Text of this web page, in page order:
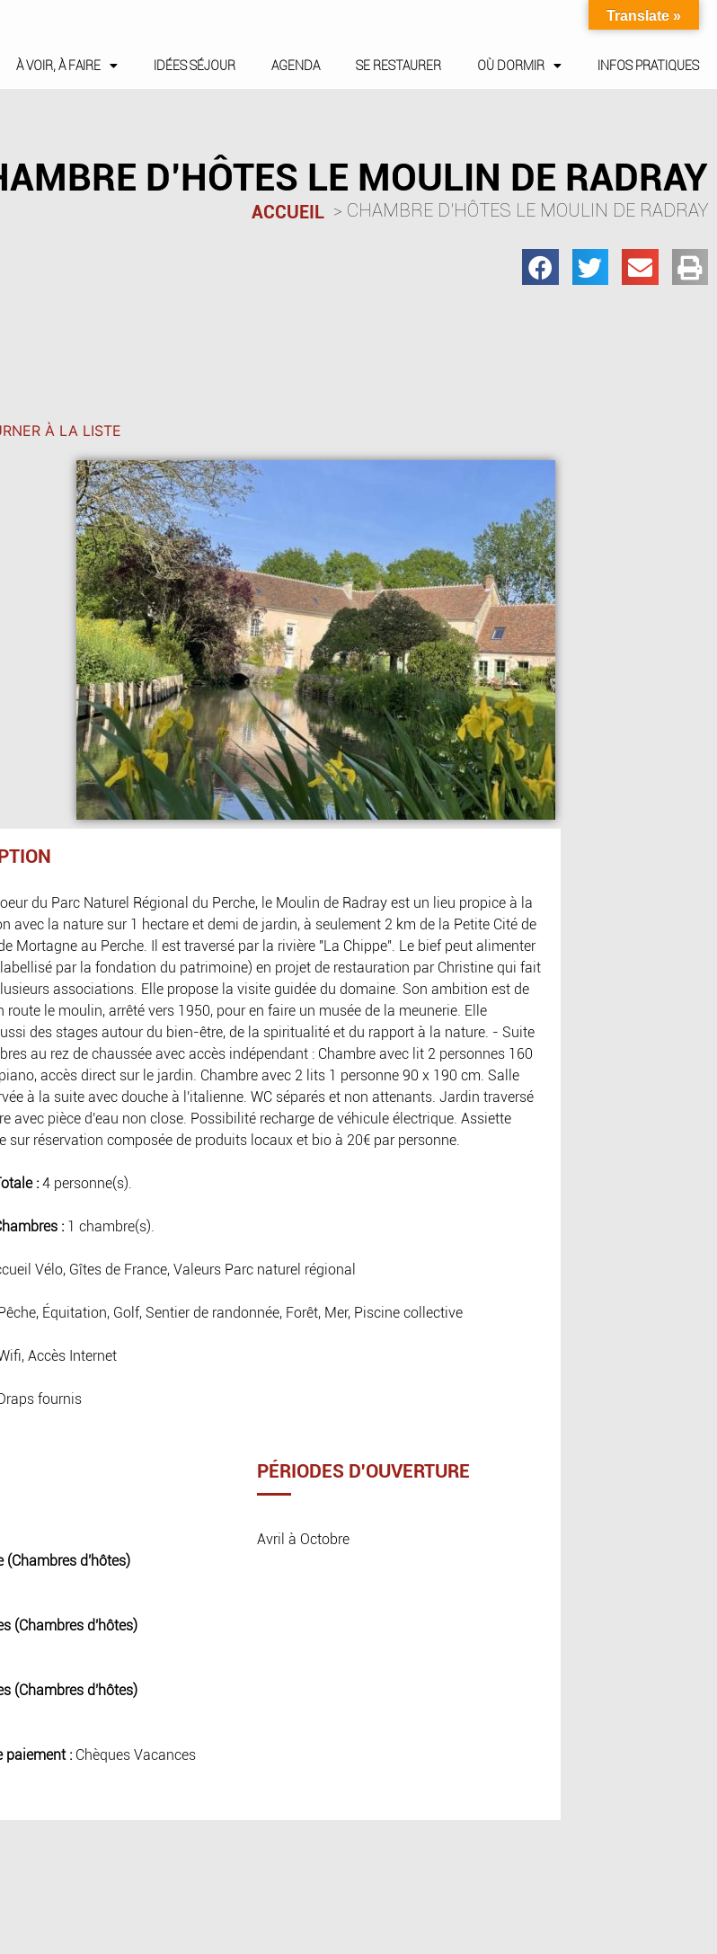
À VOIR, À FAIRE IDÉES SÉJOUR AGENDA SE RESTAURER OÙ DORMIR INFOS PRATIQUES
D’HÔTES LE MOULIN DE RADRAY
ACCUEIL CHAMBRE D’HÔTES LE MOULIN DE RADRAY
À LA LISTE
du Parc Naturel Régional du Perche, le Moulin de Radray est un lieu propice à la
avec la nature sur 1 hectare et demi de jardin, à seulement 2 km de la Petite Cité de
Mortagne au Perche. Il est traversé par la rivière "La Chippe". Le bief peut alimenter
par la fondation du patrimoine) en projet de restauration par Christine qui fait
associations. Elle propose la visite guidée du domaine. Son ambition est de
route le moulin, arrêté vers 1950, pour en faire un musée de la meunerie. Elle
des stages autour du bien-être, de la spiritualité et du rapport à la nature. - Suite
au rez de chaussée avec accès indépendant : Chambre avec lit 2 personnes 160
accès direct sur le jardin. Chambre avec 2 lits 1 personne 90 x 190 cm. Salle
à la suite avec douche à l'italienne. WC séparés et non attenants. Jardin traversé
avec pièce d'eau non close. Possibilité recharge de véhicule électrique. Assiette
sur réservation composée de produits locaux et bio à 20€ par personne.
: 4 personne(s).
: 1 chambre(s).
Vélo, Gîtes de France, Valeurs Parc naturel régional
Équitation, Golf, Sentier de randonnée, Forêt, Mer, Piscine collective
Accès Internet
fournis
(Chambres d'hôtes)
(Chambres d'hôtes)
(Chambres d'hôtes)
paiement : Chèques Vacances
PÉRIODES D'OUVERTURE
Avril à Octobre
Translate »